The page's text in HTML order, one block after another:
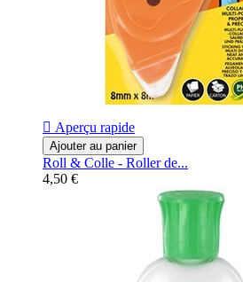
 Aperçu rapide
Ajouter au panier
Roll & Colle - Roller de...
4,50 €